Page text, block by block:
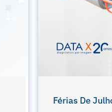
Exodontia De